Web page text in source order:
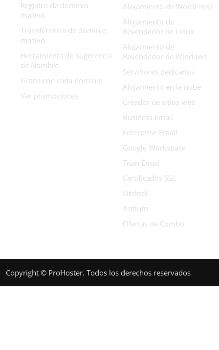
Registro de dominio
masivo
Transferencia de dominio
masivo
Herramienta de Sugerencia
de Nombre
Gratis con cada dominio
Ver promociones
Alojamiento de WordPress
Alojamiento de
Revendedor de Linux
Alojamiento de
Revendedor de Windows
Servidores dedicados
Alojamiento en la nube
Creador de sitios web
Business Email
Enterprise Email
Google Workspace
Titan Email
Certificados SSL
Sitelock
Xcitium
Ofertas de Combo
Copyright © ProHoster. Todos los derechos reservados